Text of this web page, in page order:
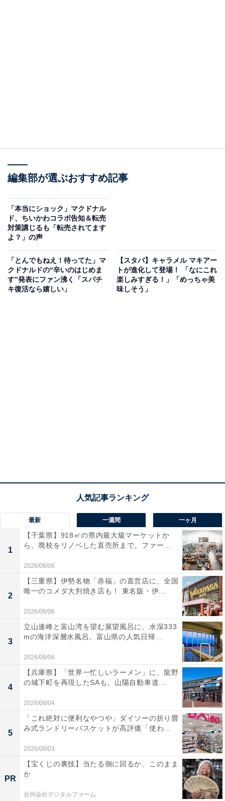
編集部が選ぶおすすめ記事
「本当にショック」マクドナル
ド、ちいかわコラボ告知＆転売
対策講じるも「転売されてます
よ？」の声
「とんでもねえ！待ってた」マ
クドナルドの“辛いのはじめま
す”発表にファン沸く「スパチ
キ復活なら嬉しい」
【スタバ】キャラメル マキアー
トが進化して登場！ 「なにこれ
楽しみすぎる！」「めっちゃ美
味しそう」
最新 一週間 一ヶ月
1
【千葉県】918㎡の県内最大級マーケットか
ら、廃校をリノベした直売所まで。ファー...
2026/08/06
2
【三重県】伊勢名物「赤福」の直営店に、全国
唯一のコメダ大判焼き店も！ 東名阪・伊...
2026/08/06
3
立山連峰と富山湾を望む展望風呂に、水深333
mの海洋深層水風呂。富山県の人気日帰...
2026/08/06
4
【兵庫県】「世界一忙しいラーメン」に、龍野
の城下町を再現したSAも。山陽自動車道...
2026/08/04
5
「これ絶対に便利なやつや」ダイソーの折り畳
み式ランドリーバスケットが高評価「使わ...
2026/08/03
PR
【宝くじの裏技】当たる側に回るか、このまま
か
合同会社デジタルファーム